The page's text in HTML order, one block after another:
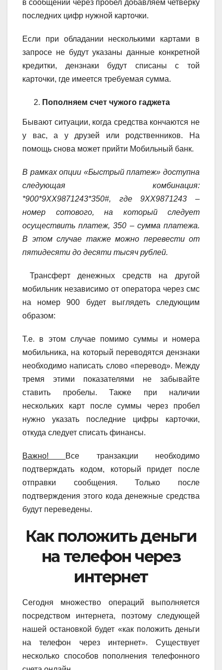
в сообщении через пробел добавляем четверку
последних цифр нужной карточки.
Если при обладании несколькими картами в
запросе не будут указаны данные конкретной
кредитки, дензнаки будут списаны с той
карточки, где имеется требуемая сумма.
Пополняем счет чужого гаджета
Бывают ситуации, когда средства кончаются не
у вас, а у друзей или родственников. На
помощь снова может прийти Мобильный банк.
В рамках опции «Быстрый платеж» доступна
следующая комбинация:
*900*9ХХ9871243*350#, где 9ХХ9871243 –
номер сотового, на который следует
осуществить платеж, 350 – сумма платежа.
В этом случае также можно перевести от
пятидесяти до десяти тысяч рублей.
Трансферт денежных средств на другой
мобильник независимо от оператора через смс
на номер 900 будет выглядеть следующим
образом:
Т.е. в этом случае помимо суммы и номера
мобильника, на который переводятся дензнаки
необходимо написать слово «перевод». Между
тремя этими показателями не забывайте
ставить пробелы. Также при наличии
нескольких карт после суммы через пробел
нужно указать последние цифры карточки,
откуда следует списать финансы.
Важно! Все транзакции необходимо
подтверждать кодом, который придет после
отправки сообщения. Только после
подтверждения этого кода денежные средства
будут переведены.
Как положить деньги
на телефон через
интернет
Сегодня множество операций выполняется
посредством интернета, поэтому следующей
нашей остановкой будет «как положить деньги
на телефон через интернет». Существует
несколько способов пополнения телефонного